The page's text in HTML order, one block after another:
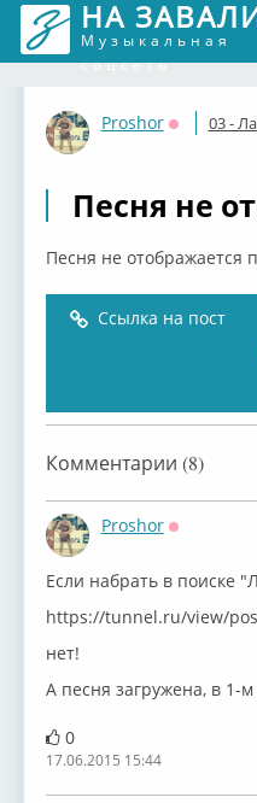
НА
Музыкальная
соцсеть
Proshor
Оффлайн
03 -
Песня не
Песня не отображается
Ссылка на пост
Комментарии (8)
Proshor
Если набрать в поиске
https://tunnel.ru/view/
нет!
А песня загружена, в 1-
0
17.06.2015 15:44